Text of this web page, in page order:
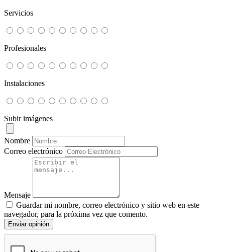
Servicios
Profesionales
Instalaciones
Subir imágenes
Nombre
Correo electrónico
Mensaje
Guardar mi nombre, correo electrónico y sitio web en este
navegador, para la próxima vez que comento.
Enviar opinión